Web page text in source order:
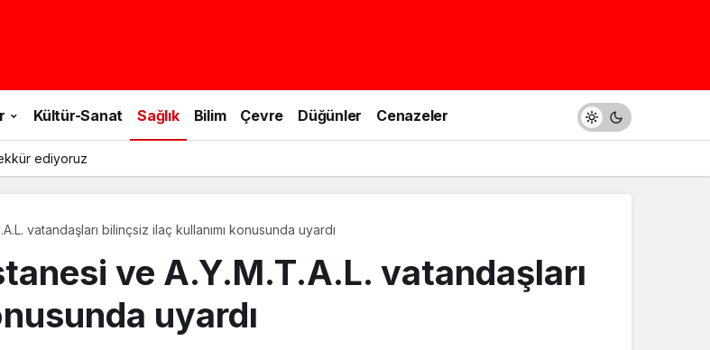
Kültür-Sanat Sağlık Bilim Çevre Düğünler Cenazeler
ediyoruz
vatandaşları bilinçsiz ilaç kullanımı konusunda uyardı
ve A.Y.M.T.A.L. vatandaşları
uyardı